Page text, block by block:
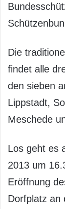
Die
findet alle
den sieben
Lippstadt,
Meschede
Los geht es
2013 um
Eröffnung
Dorfplatz an